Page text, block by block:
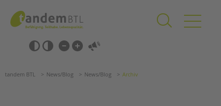
springen
Barrierefrei-
Einstellungen
überspringen
überspringen
tandem BTL News/Blog News/Blog Archiv